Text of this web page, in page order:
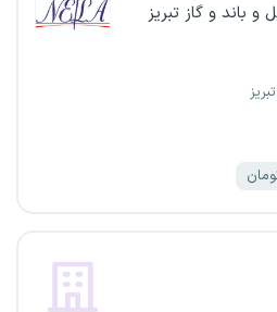
و باند و گاز تبریز
تبریز